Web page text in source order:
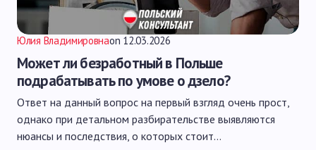
Юлия Владимировнаon 12.03.2026
Может ли безработный в Польше
подрабатывать по умове о дзело?
Ответ на данный вопрос на первый взгляд очень прост,
однако при детальном разбирательстве выявляются
нюансы и последствия, о которых стоит…